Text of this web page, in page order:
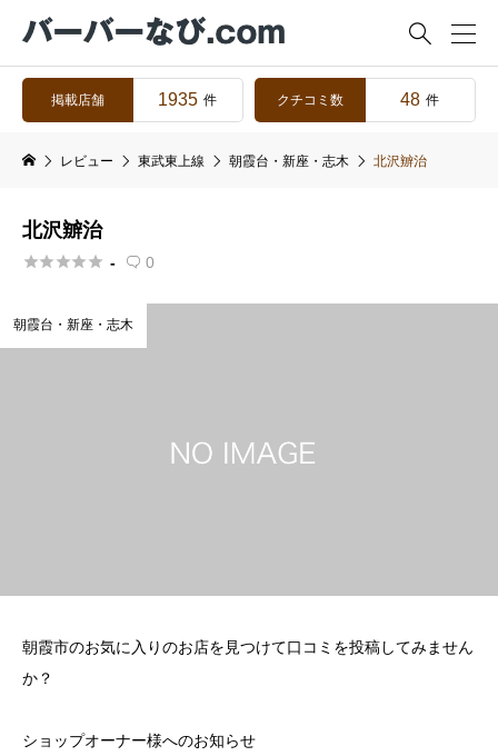

掲載店舗 1935 件 クチコミ数 48 件
レビュー 東武東上線 朝霞台・新座・志木 北沢辧治
北沢辧治
 -  0
朝霞台・新座・志木
朝霞市のお気に入りのお店を見つけて口コミを投稿してみません
か？
ショップオーナー様へのお知らせ